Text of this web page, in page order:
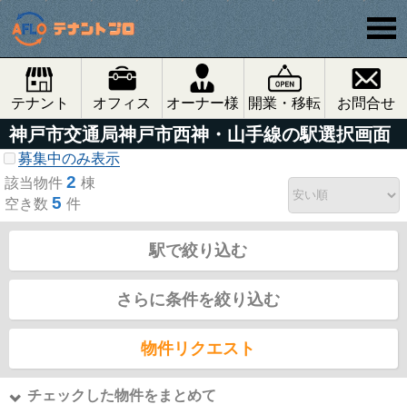
テナント オフィス オーナー様 開業・移転 お問合せ
神戸市交通局神戸市西神・山手線の駅選択画面
募集中のみ表示
該当物件 2 棟
空き数 5 件
駅で絞り込む
さらに条件を絞り込む
物件リクエスト
チェックした物件をまとめて